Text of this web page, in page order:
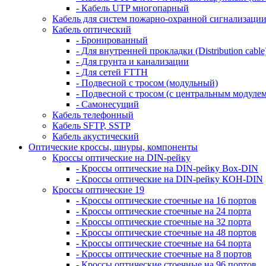
- Кабель UTP многопарный
Кабель для систем пожарно-охранной сигнализации
Кабель оптический
- Бронированный
- Для внутренней прокладки (Distribution
- Для грунта и канализации
- Для сетей FTTH
- Подвесной с тросом (модульный)
- Подвесной с тросом (с центральным
- Самонесущий
Кабель телефонный
Кабель SFTP, SSTP
Кабель акустический
Оптические кроссы, шнуры, компоненты
Кроссы оптические на DIN-рейку
- Кроссы оптические на DIN-рейку Box-DIN
- Кроссы оптические на DIN-рейку КОН-DIN
Кроссы оптические 19
- Кроссы оптические стоечные на 16 портов
- Кроссы оптические стоечные на 24 порта
- Кроссы оптические стоечные на 32 порта
- Кроссы оптические стоечные на 48 портов
- Кроссы оптические стоечные на 64 порта
- Кроссы оптические стоечные на 8 портов